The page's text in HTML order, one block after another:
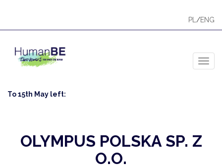
PL /ENG
To 15th May left:
OLYMPUS POLSKA SP. Z
O.O.